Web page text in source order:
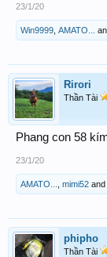
23/1/20
Win9999 AMATO...
Rirori
Thần Tài
Phang con 58
23/1/20
AMATO... mimi52 and
phipho
Thần Tài